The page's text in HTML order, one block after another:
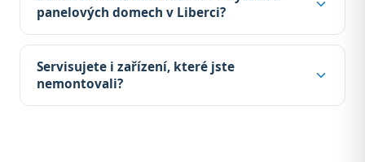
panelových domech v Liberci?
Servisujete i zařízení, které jste
nemontovali?